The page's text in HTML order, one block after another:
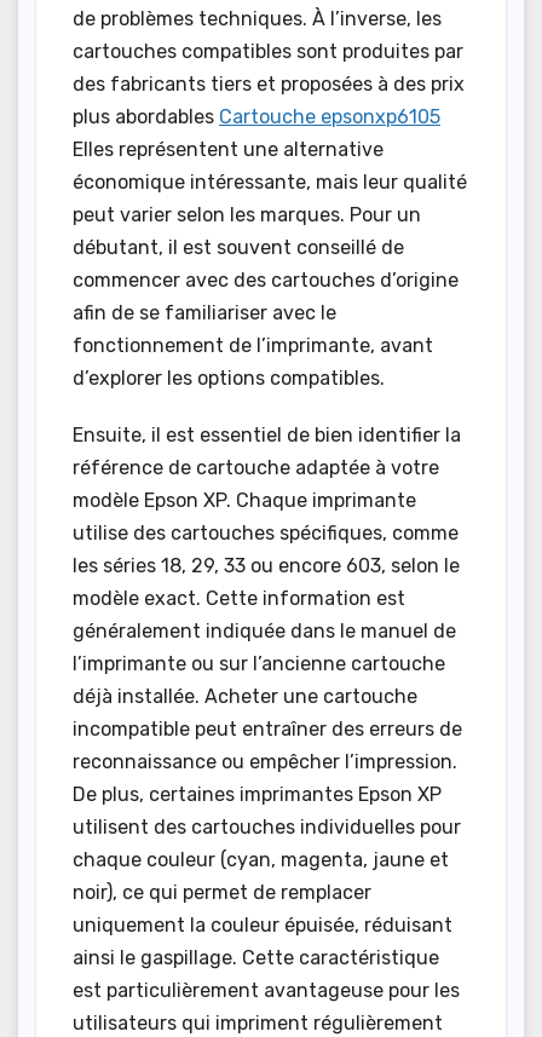
de problèmes techniques. À l’inverse, les
cartouches compatibles sont produites par
des fabricants tiers et proposées à des prix
plus abordables Cartouche epsonxp6105
Elles représentent une alternative
économique intéressante, mais leur qualité
peut varier selon les marques. Pour un
débutant, il est souvent conseillé de
commencer avec des cartouches d’origine
afin de se familiariser avec le
fonctionnement de l’imprimante, avant
d’explorer les options compatibles.
Ensuite, il est essentiel de bien identifier la
référence de cartouche adaptée à votre
modèle Epson XP. Chaque imprimante
utilise des cartouches spécifiques, comme
les séries 18, 29, 33 ou encore 603, selon le
modèle exact. Cette information est
généralement indiquée dans le manuel de
l’imprimante ou sur l’ancienne cartouche
déjà installée. Acheter une cartouche
incompatible peut entraîner des erreurs de
reconnaissance ou empêcher l’impression.
De plus, certaines imprimantes Epson XP
utilisent des cartouches individuelles pour
chaque couleur (cyan, magenta, jaune et
noir), ce qui permet de remplacer
uniquement la couleur épuisée, réduisant
ainsi le gaspillage. Cette caractéristique
est particulièrement avantageuse pour les
utilisateurs qui impriment régulièrement